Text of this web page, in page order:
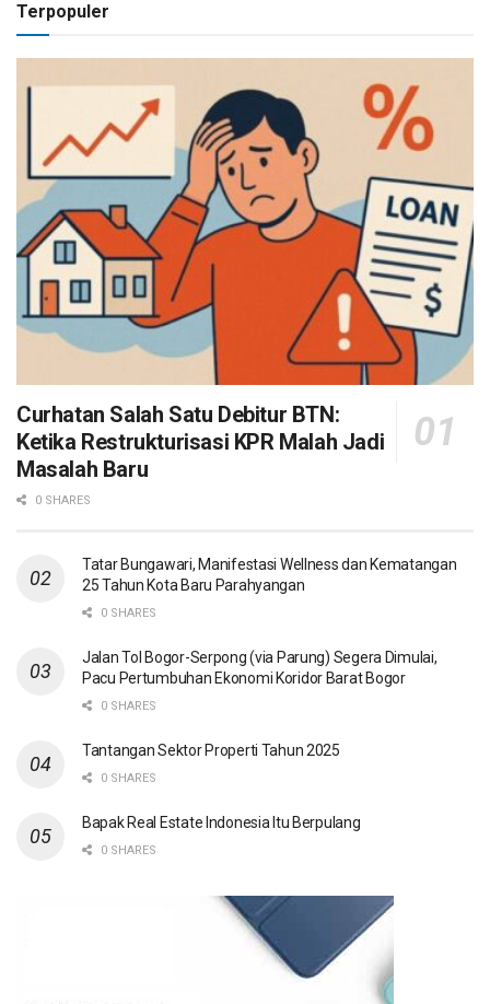
Terpopuler
Curhatan Salah Satu Debitur BTN:
Ketika Restrukturisasi KPR Malah Jadi
Masalah Baru
0 SHARES
Tatar Bungawari, Manifestasi Wellness dan Kematangan
25 Tahun Kota Baru Parahyangan
0 SHARES
Jalan Tol Bogor-Serpong (via Parung) Segera Dimulai,
Pacu Pertumbuhan Ekonomi Koridor Barat Bogor
0 SHARES
Tantangan Sektor Properti Tahun 2025
0 SHARES
Bapak Real Estate Indonesia Itu Berpulang
0 SHARES